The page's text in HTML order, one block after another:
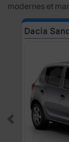
modernes et
Dacia